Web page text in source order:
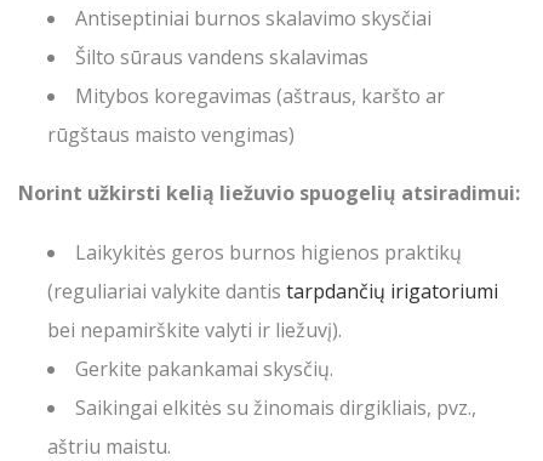
Antiseptiniai burnos skalavimo skysčiai
Šilto sūraus vandens skalavimas
Mitybos koregavimas (aštraus, karšto ar
rūgštaus maisto vengimas)
Norint užkirsti kelią liežuvio spuogelių atsiradimui:
Laikykitės geros burnos higienos praktikų
(reguliariai valykite dantis tarpdančių irigatoriumi
bei nepamirškite valyti ir liežuvį).
Gerkite pakankamai skysčių.
Saikingai elkitės su žinomais dirgikliais, pvz.,
aštriu maistu.